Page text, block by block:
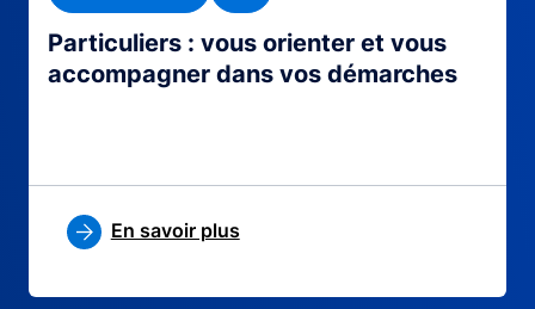
Particuliers : vous orienter et vous
accompagner dans vos démarches
En savoir plus